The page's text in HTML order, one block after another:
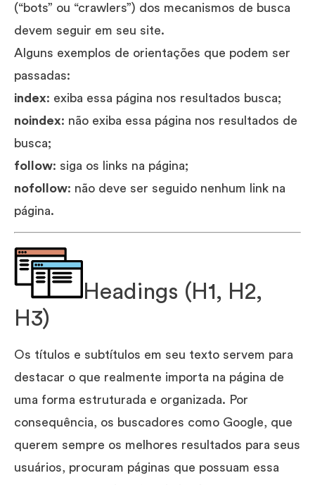
(“bots” ou “crawlers”) dos mecanismos de busca
devem seguir em seu site.
Alguns exemplos de orientações que podem ser
passadas:
index: exiba essa página nos resultados busca;
noindex: não exiba essa página nos resultados de
busca;
follow: siga os links na página;
nofollow: não deve ser seguido nenhum link na
página.
Headings (H1, H2,
H3)
Os títulos e subtítulos em seu texto servem para
destacar o que realmente importa na página de
uma forma estruturada e organizada. Por
consequência, os buscadores como Google, que
querem sempre os melhores resultados para seus
usuários, procuram páginas que possuam essa